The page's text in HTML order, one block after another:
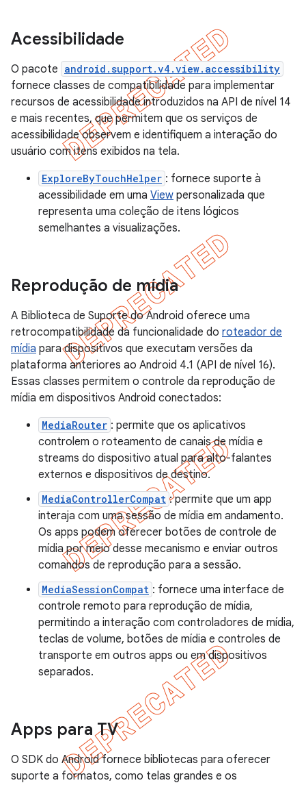
Acessibilidade
O pacote android.support.v4.view.accessibility
fornece classes de compatibilidade para implementar
recursos de acessibilidade introduzidos na API de nível 14
e mais recentes, que permitem que os serviços de
acessibilidade observem e identifiquem a interação do
usuário com itens exibidos na tela.
ExploreByTouchHelper : fornece suporte à
acessibilidade em uma View personalizada que
representa uma coleção de itens lógicos
semelhantes a visualizações.
Reprodução de mídia
A Biblioteca de Suporte do Android oferece uma
retrocompatibilidade da funcionalidade do roteador de
mídia para dispositivos que executam versões da
plataforma anteriores ao Android 4.1 (API de nível 16).
Essas classes permitem o controle da reprodução de
mídia em dispositivos Android conectados:
MediaRouter : permite que os aplicativos
controlem o roteamento de canais de mídia e
streams do dispositivo atual para alto-falantes
externos e dispositivos de destino.
MediaControllerCompat : permite que um app
interaja com uma sessão de mídia em andamento.
Os apps podem oferecer botões de controle de
mídia por meio desse mecanismo e enviar outros
comandos de reprodução para a sessão.
MediaSessionCompat : fornece uma interface de
controle remoto para reprodução de mídia,
permitindo a interação com controladores de mídia,
teclas de volume, botões de mídia e controles de
transporte em outros apps ou em dispositivos
separados.
Apps para TV
O SDK do Android fornece bibliotecas para oferecer
suporte a formatos, como telas grandes e os